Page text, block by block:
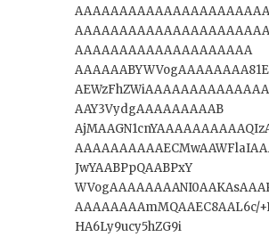
AAAAAAAAAAAAAAAAAAAA
AAY3VydgAAAAAAAAAB
JwYAABPpQAABPxY
AAAAAAAAmMQAAEC8AAL6c/
HA6Ly9ucy5hZG9i